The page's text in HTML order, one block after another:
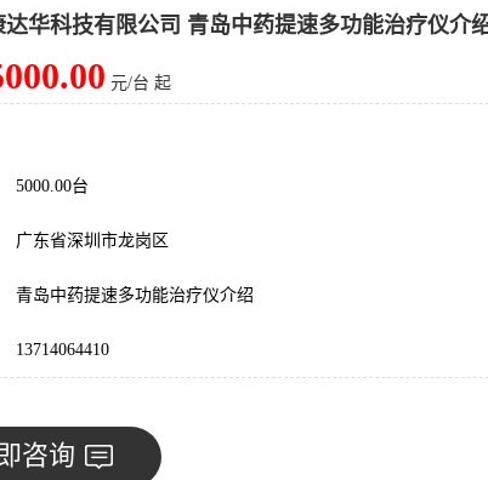
达华科技有限公司 青岛中药提速多功能治疗仪介
元/台 起
5000.00台
广东省深圳市龙岗区
青岛中药提速多功能治疗仪介绍
13714064410
咨询